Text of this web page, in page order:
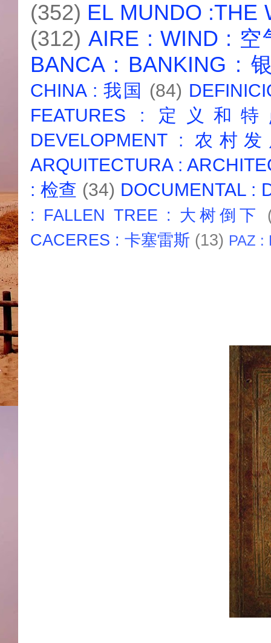
(352) EL MUNDO :THE
(312) AIRE : WIND : 空
BANCA : BANKING :
CHINA : 我国 (84)
FEATURES : 定义和
DEVELOPMENT : 农村
ARQUITECTURA :
: 检查 (34) DOCUMENTAL :
: FALLEN TREE : 大树倒下
CACERES : 卡塞雷斯 (13) PAZ :